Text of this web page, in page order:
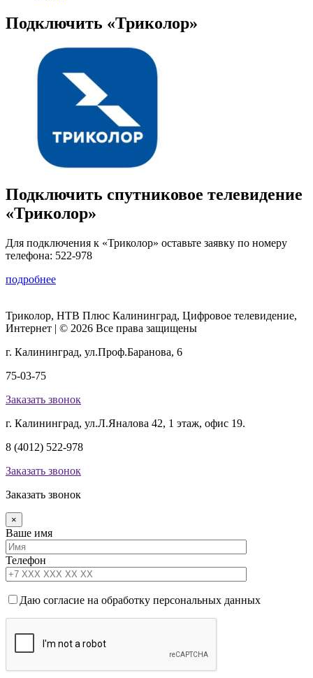
Подключить «Триколор»
Подключить спутниковое телевидение
«Триколор»
Для подключения к «Триколор» оставьте заявку по номеру
телефона: 522-978
подробнее
Триколор, НТВ Плюс Калининград, Цифровое телевидение,
Интернет | © 2026 Все права защищены
г. Калининград, ул.Проф.Баранова, 6
75-03-75
Заказать звонок
г. Калининград, ул.Л.Яналова 42, 1 этаж, офис 19.
8 (4012) 522-978
Заказать звонок
Заказать звонок
×
Ваше имя
Телефон
Даю согласие на обработку персональных данных